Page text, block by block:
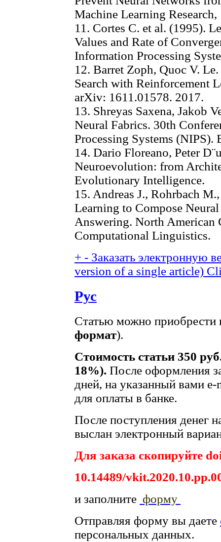
Machine Learning
11. Cortes C. et al. (1995).
Values and Rate of
Information Processing
12. Barret Zoph, Quoc V.
Search with Reinforcement
arXiv: 1611.01578. 2017.
13. Shreyas Saxena, Jakob
Neural Fabrics. 30th
Processing Systems (NIPS).
14. Dario Floreano, Peter
Neuroevolution: from
Evolutionary Intelligence.
15. Andreas J., Rohrbach
Learning to Compose
Answering. North American
Computational Linguistics.
+ - Заказать электронную
version of a single article)
Рус
Статью можно приобрести
формат).
Стоимость статьи 350
18%). После оформления
дней, на указанный вами
для оплаты в банке.
После поступления денег
выслан электронный
Для заказа скопируйте
10.14489/
и заполните форму
Отправляя форму вы даете
персональных данных.